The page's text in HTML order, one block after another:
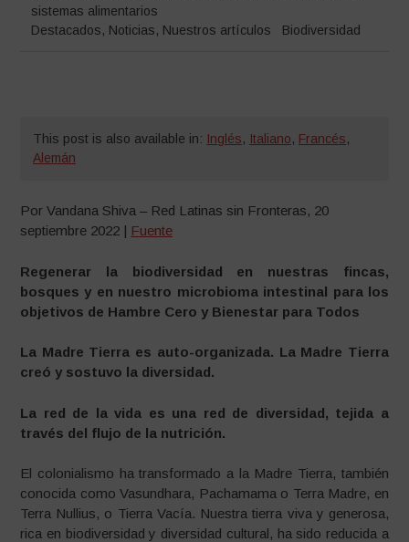
sistemas alimentarios
Destacados, Noticias, Nuestros artículos Biodiversidad
This post is also available in: Inglés, Italiano, Francés,
Alemán
Por Vandana Shiva – Red Latinas sin Fronteras, 20
septiembre 2022 | Fuente
Regenerar la biodiversidad en nuestras fincas,
bosques y en nuestro microbioma intestinal para los
objetivos de Hambre Cero y Bienestar para Todos
La Madre Tierra es auto-organizada. La Madre Tierra
creó y sostuvo la diversidad.
La red de la vida es una red de diversidad, tejida a
través del flujo de la nutrición.
El colonialismo ha transformado a la Madre Tierra, también
conocida como Vasundhara, Pachamama o Terra Madre, en
Terra Nullius, o Tierra Vacía. Nuestra tierra viva y generosa,
rica en biodiversidad y diversidad cultural, ha sido reducida a